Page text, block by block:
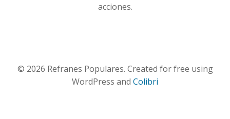
acciones.
© 2026 Refranes Populares. Created for free using
WordPress and Colibri